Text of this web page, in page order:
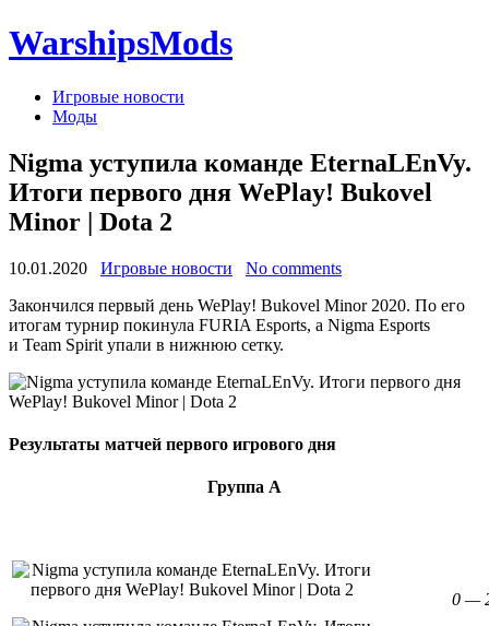
WarshipsMods
Игровые новости
Моды
Nigma уступила команде EternaLEnVy.
Итоги первого дня WePlay! Bukovel
Minor | Dota 2
10.01.2020 Игровые новости
No comments
Закончился первый день WePlay! Bukovel Minor 2020. По его
итогам турнир покинула FURIA Esports, а Nigma Esports
и Team Spirit упали в нижнюю сетку.
Результаты матчей первого игрового дня
Группа А
0 —